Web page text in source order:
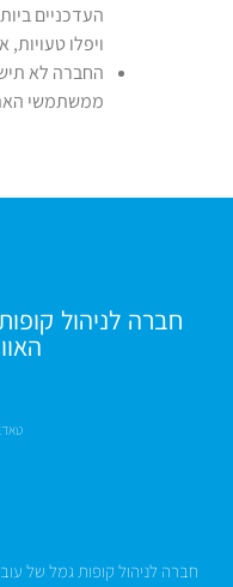
העדכניים
ויפלו טעויות,
החברה לא
ממשתמשי
חברה לניהול
חברה לניהול קופות גמל של